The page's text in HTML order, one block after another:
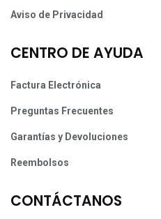
Aviso de Privacidad
CENTRO DE AYUDA
Factura Electrónica
Preguntas Frecuentes
Garantías y Devoluciones
Reembolsos
CONTÁCTANOS